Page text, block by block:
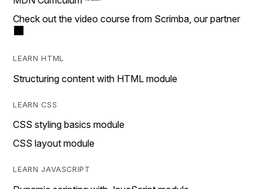
Check out the video course from Scrimba, our partner
LEARN HTML
Structuring content with HTML module
LEARN CSS
CSS styling basics module
CSS layout module
LEARN JAVASCRIPT